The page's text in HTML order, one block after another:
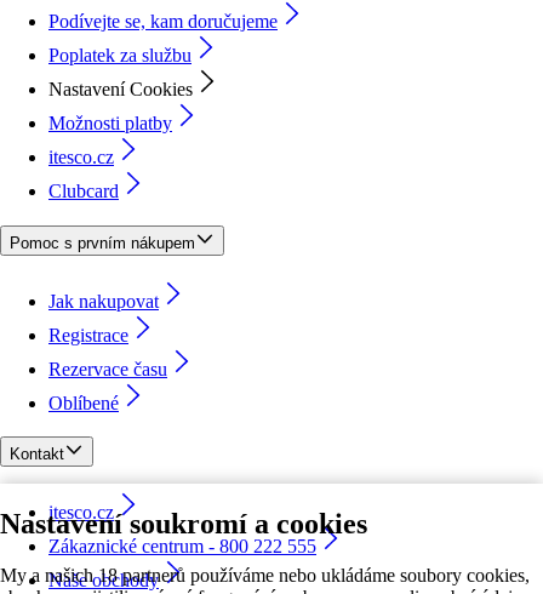
Nastavení soukromí a cookies
My a našich 18 partnerů používáme nebo ukládáme soubory cookies,
Podívejte se, kam doručujeme
Poplatek za službu
Nastavení Cookies
Možnosti platby
itesco.cz
Clubcard
Pomoc s prvním nákupem
Jak nakupovat
Registrace
Rezervace času
Oblíbené
Kontakt
itesco.cz
Zákaznické centrum - 800 222 555
Naše obchody